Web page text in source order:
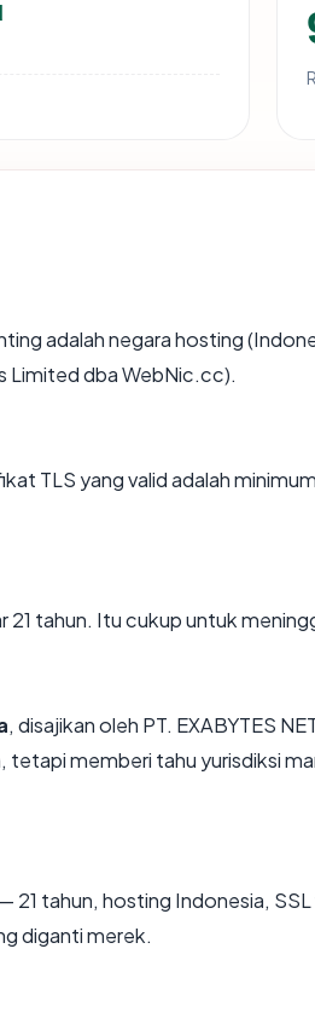
adalah negara hosting
Limited dba WebNic.cc).
TLS yang valid adalah
tahun. Itu cukup untuk
, disajikan oleh PT. EXABYTES
memberi tahu yurisdiksi
— 21 tahun, hosting Indonesia,
diganti merek.